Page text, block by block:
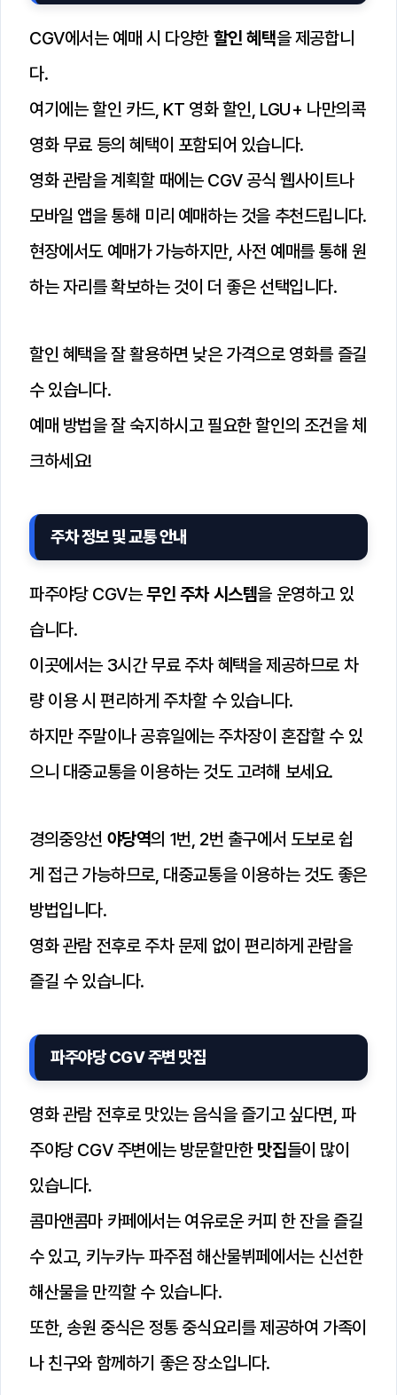
CGV에서는 예매 시 다양한 할인 혜택을 제공합니
다.
여기에는 할인 카드, KT 영화 할인, LGU+ 나만의콕
영화 무료 등의 혜택이 포함되어 있습니다.
영화 관람을 계획할 때에는 CGV 공식 웹사이트나
모바일 앱을 통해 미리 예매하는 것을 추천드립니다.
현장에서도 예매가 가능하지만, 사전 예매를 통해 원
하는 자리를 확보하는 것이 더 좋은 선택입니다.
할인 혜택을 잘 활용하면 낮은 가격으로 영화를 즐길
수 있습니다.
예매 방법을 잘 숙지하시고 필요한 할인의 조건을 체
크하세요!
주차 정보 및 교통 안내
파주야당 CGV는무인 주차 시스템을 운영하고 있
습니다.
이곳에서는 3시간 무료 주차 혜택을 제공하므로 차
량 이용 시 편리하게 주차할 수 있습니다.
하지만 주말이나 공휴일에는 주차장이 혼잡할 수 있
으니 대중교통을 이용하는 것도 고려해 보세요.
경의중앙선 야당역의 1번, 2번 출구에서 도보로 쉽
게 접근 가능하므로, 대중교통을 이용하는 것도 좋은
방법입니다.
영화 관람 전후로 주차 문제 없이 편리하게 관람을
즐길 수 있습니다.
파주야당 CGV 주변 맛집
영화 관람 전후로 맛있는 음식을 즐기고 싶다면, 파
주야당 CGV 주변에는 방문할만한 맛집들이 많이
있습니다.
콤마앤콤마 카페에서는 여유로운 커피 한 잔을 즐길
수 있고, 키누카누 파주점 해산물뷔페에서는 신선한
해산물을 만끽할 수 있습니다.
또한, 송원 중식은 정통 중식요리를 제공하여 가족이
나 친구와 함께하기 좋은 장소입니다.